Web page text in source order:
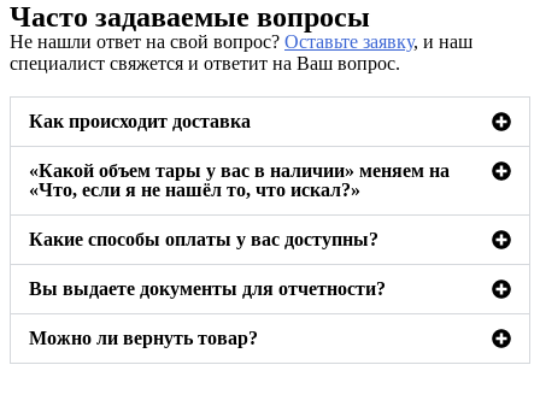
Часто задаваемые вопросы
Не нашли ответ на свой вопрос? Оставьте заявку, и наш
специалист свяжется и ответит на Ваш вопрос.
Как происходит доставка
«Какой объем тары у вас в наличии» меняем на
«Что, если я не нашёл то, что искал?»
Какие способы оплаты у вас доступны?
Вы выдаете документы для отчетности?
Можно ли вернуть товар?